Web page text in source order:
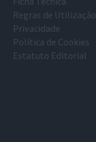
Regras de Utilização
Privacidade
Política de Cookies
Estatuto Editorial